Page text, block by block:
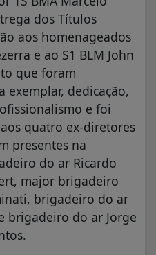
dos Títulos
aos homenageados
e ao S1 BLM John
que foram
exemplar, dedicação,
e foi
quatro ex-diretores
presentes na
do ar Ricardo
major brigadeiro
brigadeiro do ar
brigadeiro do ar Jorge